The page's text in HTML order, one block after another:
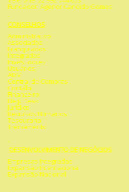
Fundador: Agenor Candido Gomes
CONSELHOS
Administrativo
Associados
Franquiados
Integrados
Investidores
Usuários
ADM
Central de Compras
Contábil
Financeiro
Help Desk
Jurídico
Recursos Humanos
Tesouraria
Treinamento
DESENVOLVIMENTO DE NEGÓCIOS
Empresas Integradas
Expansão Internacional
Expansão Nacional